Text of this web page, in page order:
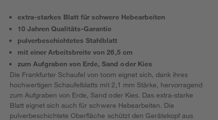
extra-starkes Blatt für schwere Hebearbeiten
10 Jahren Qualitäts-Garantie
pulverbeschichtetes Stahlblatt
mit einer Arbeitsbreite von 26,5 cm
zum Aufgraben von Erde, Sand oder Kies
Die Frankfurter Schaufel von toom eignet sich, dank ihres
hochwertigen Schaufelblatts mit 2,1 mm Stärke, hervorragend
zum Aufgraben von Erde, Sand oder Kies. Das extra-starke
Blatt eignet sich auch für schwere Hebearbeiten. Die
pulverbeschichtete Oberfläche schützt den Gerätekopf aus